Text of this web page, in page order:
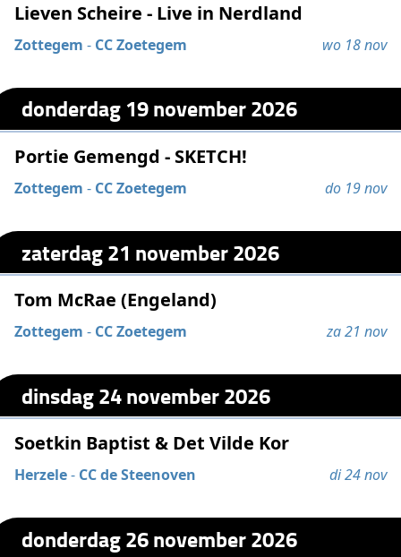
Lieven Scheire - Live in Nerdland
Zottegem - CC Zoetegem wo 18 nov
donderdag 19 november 2026
Portie Gemengd - SKETCH!
Zottegem - CC Zoetegem do 19 nov
zaterdag 21 november 2026
Tom McRae (Engeland)
Zottegem - CC Zoetegem za 21 nov
dinsdag 24 november 2026
Soetkin Baptist & Det Vilde Kor
Herzele- CC de Steenoven di 24 nov
donderdag 26 november 2026